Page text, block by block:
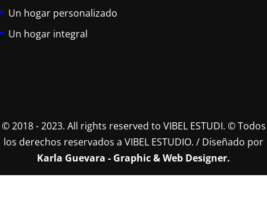
Un hogar personalizado
Un hogar integral
© 2018 - 2023. All rights reserved to VIBEL ESTUDI. © Todos
los derechos reservados a VIBEL ESTUDIO. / Diseñado por
Karla Guevara - Graphic & Web Designer.